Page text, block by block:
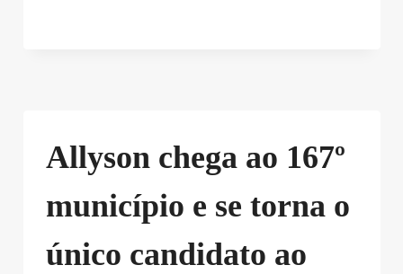
Allyson chega ao 167º
município e se torna o
único candidato ao